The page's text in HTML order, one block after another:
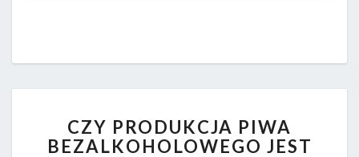
PRODUKCJA
PIWA
CZY PRODUKCJA PIWA
BEZALKOHOLOWEGO JEST